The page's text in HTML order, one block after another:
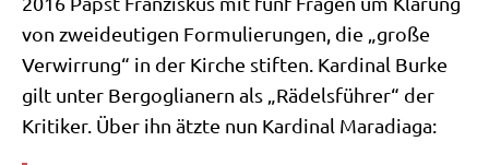
von zwei­deu­ti­gen For­mu­lie­run­gen, die „gro­ße
Ver­wir­rung“ in der Kir­che stif­ten. Kar­di­nal Bur­ke
gilt unter Berg­o­glia­nern als „Rädels­füh­rer“ der
Kri­ti­ker. Über ihn ätz­te nun Kar­di­nal Maradiaga: